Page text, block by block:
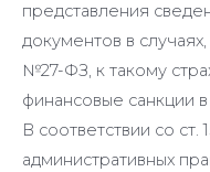
представления
документов в
№27-ФЗ, к такому
финансовые санкции
В соответствии со
административных